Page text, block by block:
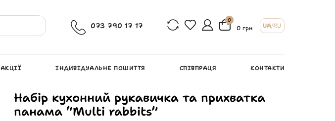
073 790 17 17
0
0 грн UA/RU
АКЦІЇ ІНДИВІДУАЛЬНЕ ПОШИТТЯ СПІВПРАЦЯ КОНТАКТИ
Набір кухонний рукавичка та прихватка
панама “Multi rabbits”